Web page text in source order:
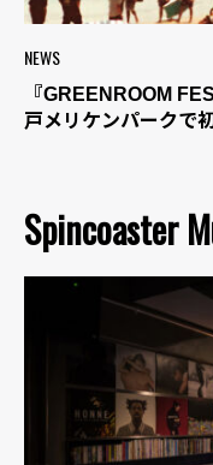
NEWS
『GREENROOM
戸メリケンパークで
Spincoaster